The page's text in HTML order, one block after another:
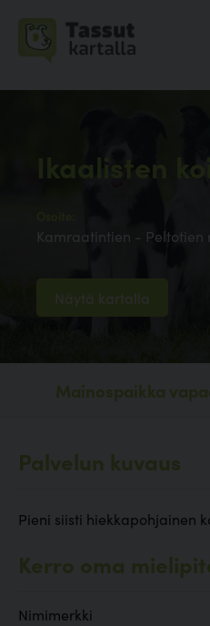
Ikaalisten
Kamraatintien - Peltotien
Näytä kartalla
Mainospaikka
Palvelun kuvaus
Pieni siisti hiekkapohjainen
Kerro oma
Nimimerkki